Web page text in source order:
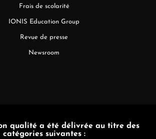
Frais de scolarité
IONIS Education Group
Revue de presse
Newsroom
qualité a été délivrée au titre des
catégories suivantes :